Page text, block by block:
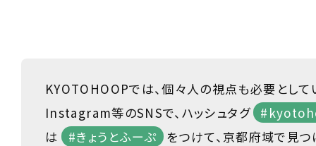
KYOTOHOOPでは、個々人の視点も必要として
Instagram等のSNSで、ハッシュタグ
は
#きょうとふーぷ
をつけて、京都府域で見